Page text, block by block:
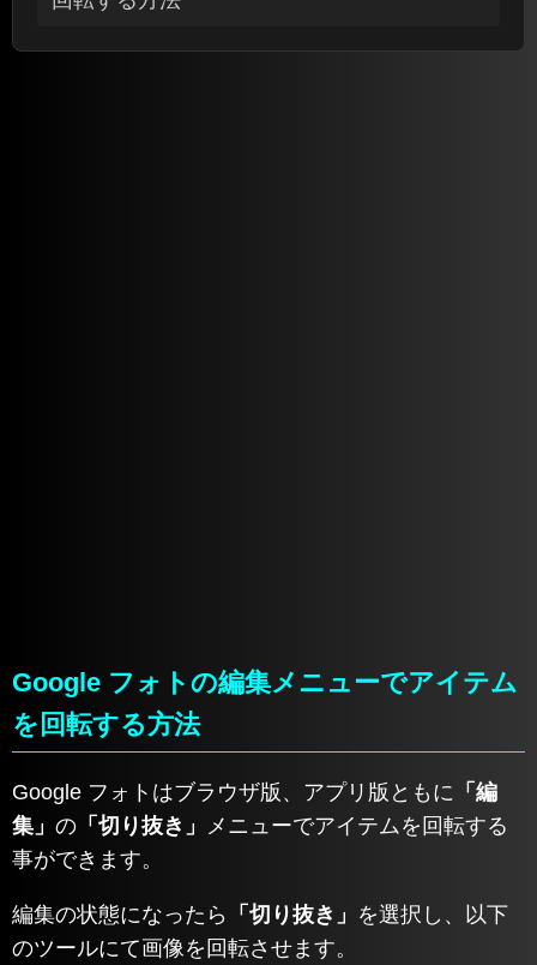
Google フォトの編集メニューでアイテム
を回転する方法
Google フォトはブラウザ版、アプリ版ともに 「編
集」 の 「切り抜き」
メニューでアイテムを回転する
事ができます。
編集の状態になったら 「切り抜き」 を選択し、以下
のツールにて画像を回転させます。